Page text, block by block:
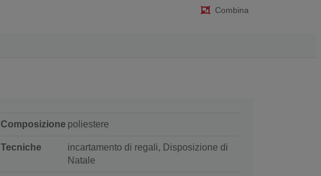
Combina
Composizione poliestere
Tecniche
incartamento di regali, Disposizione di
Natale